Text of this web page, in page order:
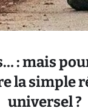
: mais
la simple
universel ?